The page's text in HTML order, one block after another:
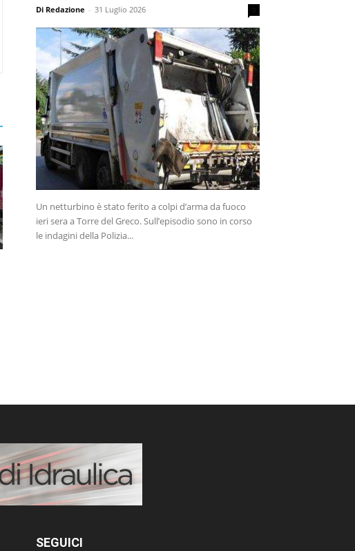
Di Redazione - 31 Luglio 2026
Un netturbino è stato ferito a colpi d’arma da fuoco
ieri sera a Torre del Greco. Sull’episodio sono in corso
le indagini della Polizia...
SEGUICI